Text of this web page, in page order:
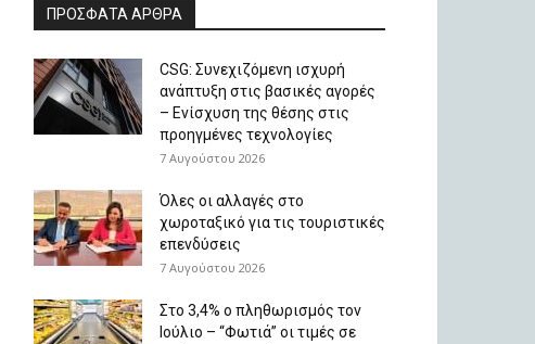
ΠΡΟΣΦΑΤΑ ΑΡΘΡΑ
CSG: Συνεχιζόμενη ισχυρή
ανάπτυξη στις βασικές αγορές
– Ενίσχυση της θέσης στις
προηγμένες τεχνολογίες
7 Αυγούστου 2026
Όλες οι αλλαγές στο
χωροταξικό για τις τουριστικές
επενδύσεις
7 Αυγούστου 2026
Στο 3,4% ο πληθωρισμός τον
Ιούλιο – “Φωτιά” οι τιμές σε